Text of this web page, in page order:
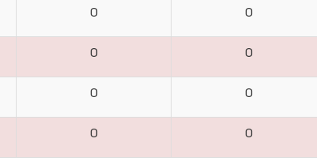
0 0
0 0
0 0
0 0